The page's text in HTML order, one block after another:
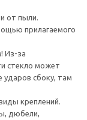
от пыли.
прилагаемого
Из-за
стекло может
ударов сбоку, там
креплений.
дюбели,